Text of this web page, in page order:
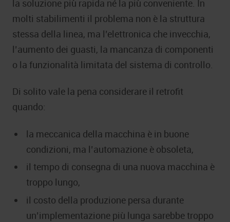
la soluzione più rapida né la più conveniente. In
molti stabilimenti il problema non è la struttura
stessa della linea, ma l’elettronica che invecchia,
l’aumento dei guasti, la mancanza di componenti
o la funzionalità limitata del sistema di controllo.
Di solito vale la pena considerare il retrofit
quando:
la meccanica della macchina è in buone
condizioni, ma l’automazione è obsoleta,
il tempo di consegna di una nuova macchina è
troppo lungo,
il costo della produzione persa durante
un’implementazione più lunga sarebbe troppo